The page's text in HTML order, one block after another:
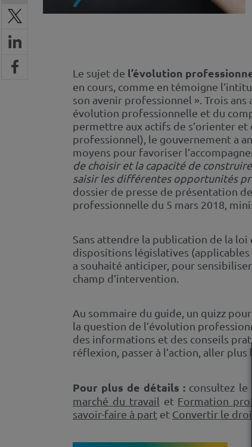
Le sujet de l’évolution
en cours, comme en témoigne
son avenir professionnel ». Trois ans
évolution professionnelle et du
permettre aux actifs de s’orienter
professionnel), le gouvernement a
moyens pour favoriser
de choisir et la capacité de
saisir les différentes opportunités
dossier de presse de présentation
professionnelle du 5 mars 2018,
Sans attendre la publication de la
dispositions législatives
a souhaité anticiper, pour
champ d’intervention.
Au sommaire du guide, un quizz
la question de l’évolution
des informations et des conseils
réflexion, passer à l’action, aller plus
Pour plus de détails : consultez
marché du travail et Formation
savoir-faire à part et Convertir le